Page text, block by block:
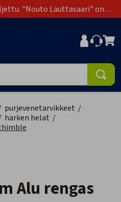
"Nouto Lauttasaari" on
purjevenetarvikkeet /
harken helat /